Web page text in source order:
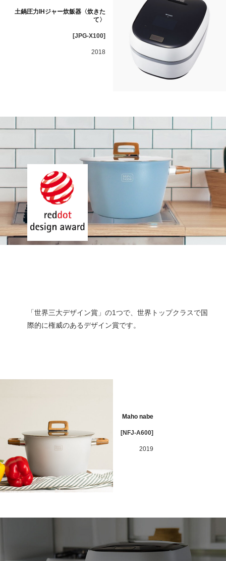
土鍋圧力IHジャー炊飯器〈炊きた
て〉
[JPG-X100]
2018
「世界三大デザイン賞」の1つで、世界トップクラスで国
際的に権威のあるデザイン賞です。
Maho nabe
[NFJ-A600]
2019